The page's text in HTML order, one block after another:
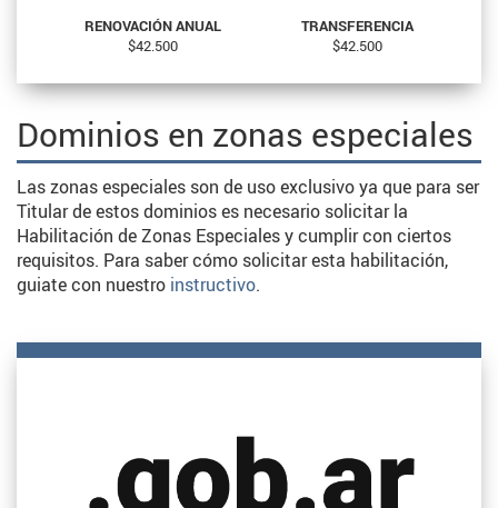
RENOVACIÓN ANUAL
$42.500
TRANSFERENCIA
$42.500
Dominios en zonas especiales
Las zonas especiales son de uso exclusivo ya que para ser
Titular de estos dominios es necesario solicitar la
Habilitación de Zonas Especiales y cumplir con ciertos
requisitos. Para saber cómo solicitar esta habilitación,
guiate con nuestro instructivo.